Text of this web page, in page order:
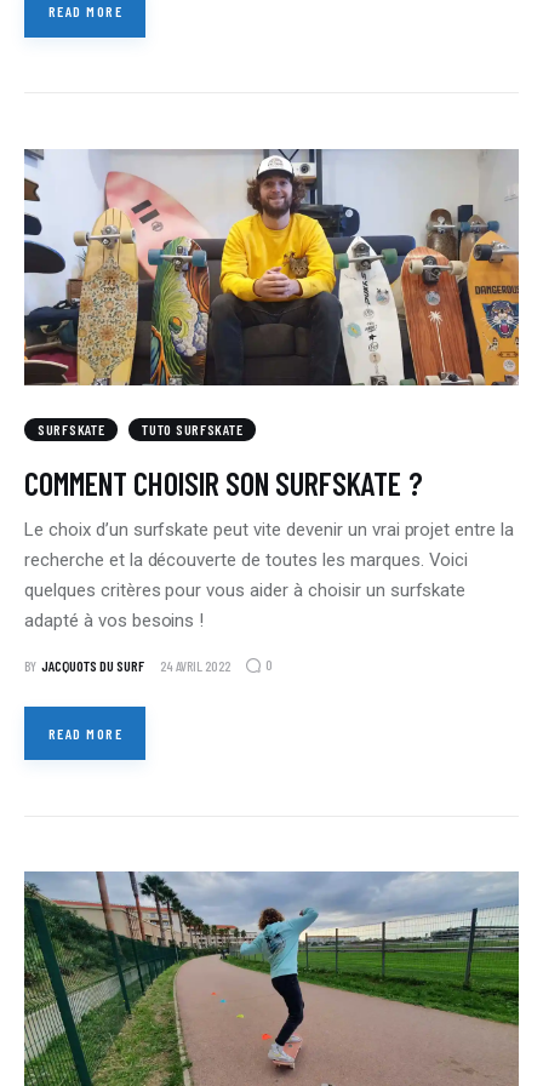
READ MORE
SURFSKATE TUTO SURFSKATE
COMMENT CHOISIR SON SURFSKATE ?
Le choix d’un surfskate peut vite devenir un vrai projet entre la
recherche et la découverte de toutes les marques. Voici
quelques critères pour vous aider à choisir un surfskate
adapté à vos besoins !
BY JACQUOTS DU SURF 24 AVRIL 2022 0
READ MORE